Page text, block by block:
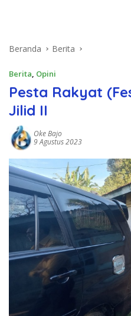
Beranda Berita
Berita, Opini
Pesta Rakyat
Jilid II
Oke Bajo
9 Agustus 2023